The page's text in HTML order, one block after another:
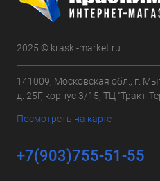
2025 © kraski-market.ru
141009, Московская обл., г.
д. 25Г, корпус 3/15, ТЦ "Тракт-
Посмотреть на карте
+7(903)755-51-55